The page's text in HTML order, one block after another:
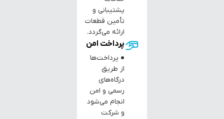
پشتیبانی و
تأمین قطعات
ارائه می‌گردد.
پرداخت امن
● پرداخت‌ها
از طریق
درگاه‌های
رسمی و امن
انجام می‌شود
و شرکت